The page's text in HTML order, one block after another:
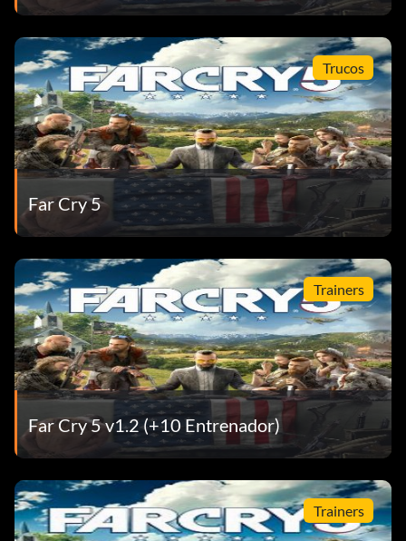
Trucos
Far Cry 5
Trainers
Far Cry 5 v1.2 (+10 Entrenador)
Trainers